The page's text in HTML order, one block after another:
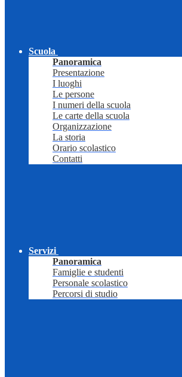
Scuola
Panoramica
Presentazione
I luoghi
Le persone
I numeri della scuola
Le carte della scuola
Organizzazione
La storia
Orario scolastico
Contatti
Servizi
Panoramica
Famiglie e studenti
Personale scolastico
Percorsi di studio